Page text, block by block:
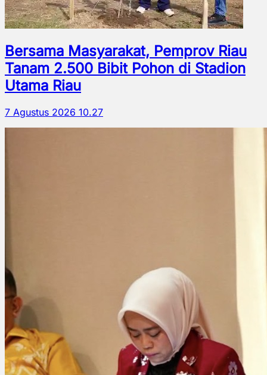
Bersama Masyarakat, Pemprov Riau
Tanam 2.500 Bibit Pohon di Stadion
Utama Riau
7 Agustus 2026 10.27